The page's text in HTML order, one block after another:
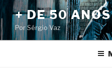
Pular
para
o
conteúdo
+ DE 50
Por Sérgio Vaz